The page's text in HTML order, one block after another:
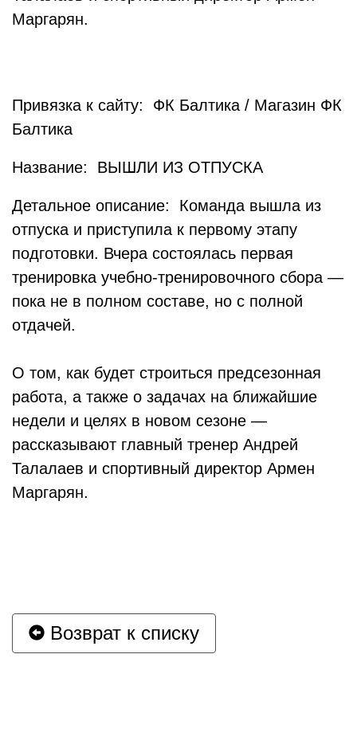
Маргарян.
Привязка к сайту: ФК Балтика / Магазин ФК
Балтика
Название: ВЫШЛИ ИЗ ОТПУСКА
Детальное описание: Команда вышла из
отпуска и приступила к первому этапу
подготовки. Вчера состоялась первая
тренировка учебно-тренировочного сбора —
пока не в полном составе, но с полной
отдачей.
О том, как будет строиться предсезонная
работа, а также о задачах на ближайшие
недели и целях в новом сезоне —
рассказывают главный тренер Андрей
Талалаев и спортивный директор Армен
Маргарян.
Возврат к списку